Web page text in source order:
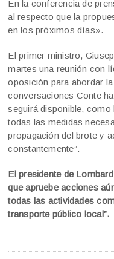
En la conferencia de
al respecto que la
en los próximos días».
El primer ministro,
martes una reunión con
oposición para abordar
conversaciones Conte
seguirá disponible,
todas las medidas
propagación del brote y
constantemente”.
El presidente de
que apruebe acciones
todas las actividades
transporte público local”.